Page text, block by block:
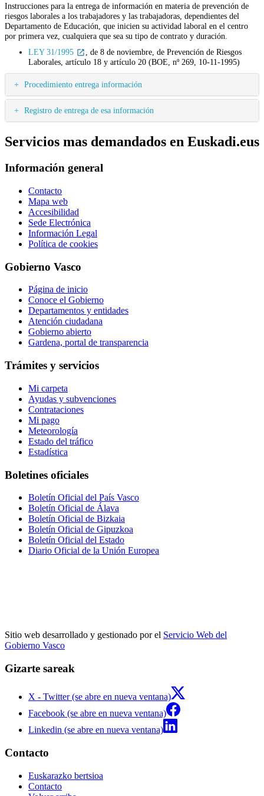
Instrucciones para la entrega de información en materia de prevención de
riesgos laborales a los trabajadores y las trabajadoras, dependientes del
Departamento de Educación, que inicien su actividad laboral en el centro
por primera vez, cualquiera que sea su tipo de contrato y duración.
LEY 31/1995
, de 8 de noviembre, de Prevención de Riesgos
Laborales, artículo 18 y artículo 20 (BOE, nº 269, 10-11-1995)
Procedimiento entrega información
Registro de entrega de esa información
Servicios mas demandados en Euskadi.eus
Información general
Contacto
Mapa web
Accesibilidad
Sede Electrónica
Información Legal
Política de cookies
Gobierno Vasco
Página de inicio
Conoce el Gobierno
Departamentos y entidades
Atención ciudadana
Gobierno abierto
Gardena, portal de transparencia
Trámites y servicios
Mi carpeta
Ayudas y subvenciones
Contrataciones
Mi pago
Meteorología
Estado del tráfico
Estadística
Boletines oficiales
Boletín Oficial del País Vasco
Boletín Oficial de Álava
Boletín Oficial de Bizkaia
Boletín Oficial de Gipuzkoa
Boletín Oficial del Estado
Diario Oficial de la Unión Europea
Sitio web desarrollado y gestionado por el Servicio Web del
Gobierno Vasco
Gizarte sareak
X - Twitter (se abre en nueva ventana)
Facebook (se abre en nueva ventana)
Linkedin (se abre en nueva ventana)
Contacto
Euskarazko bertsioa
Contacto